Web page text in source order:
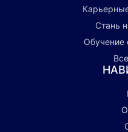
Стань
Обучение